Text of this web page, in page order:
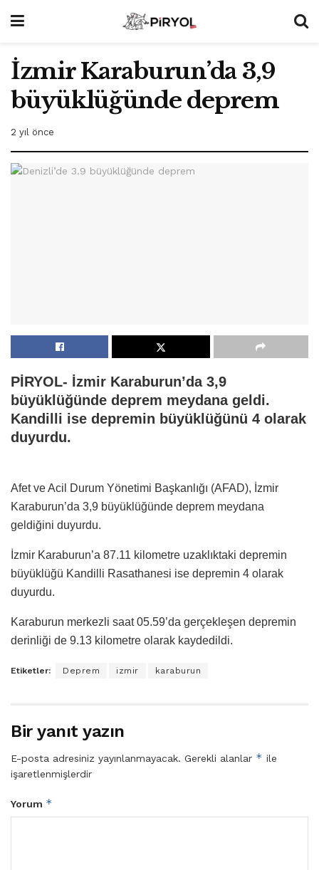
İzmir Karaburun’da 3,9
büyüklüğünde deprem
2 yıl önce
PİRYOL- İzmir Karaburun’da 3,9
büyüklüğünde deprem meydana geldi.
Kandilli ise depremin büyüklüğünü 4 olarak
duyurdu.
Afet ve Acil Durum Yönetimi Başkanlığı (AFAD), İzmir
Karaburun’da 3,9 büyüklüğünde deprem meydana
geldiğini duyurdu.
İzmir Karaburun’a 87.11 kilometre uzaklıktaki depremin
büyüklüğü Kandilli Rasathanesi ise depremin 4 olarak
duyurdu.
Karaburun merkezli saat 05.59’da gerçekleşen depremin
derinliği de 9.13 kilometre olarak kaydedildi.
Etiketler: Deprem izmir karaburun
Bir yanıt yazın
E-posta adresiniz yayınlanmayacak. Gerekli alanlar * ile
işaretlenmişlerdir
Yorum *